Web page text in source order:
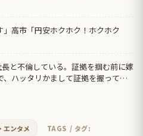
高市「円安ホクホク！ホクホク
長と不倫している。証拠を掴む前に嫁
ハッタリかまして証拠を握ってい
エンタメ
TAGS / タグ: